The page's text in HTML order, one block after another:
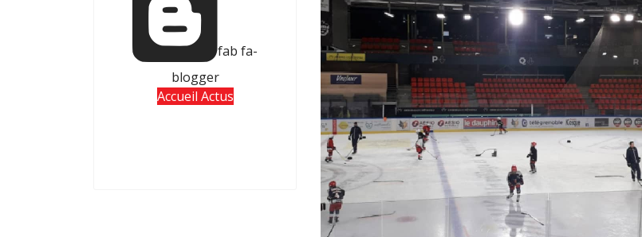
fab fa-
blogger
Accueil Actus